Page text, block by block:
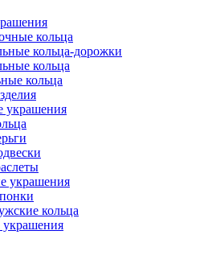
кольца
кольца-дорожки
кольца
кольца
украшения
украшения
кольца
украшения